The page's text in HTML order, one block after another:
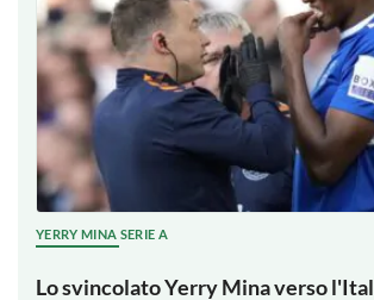
YERRY MINA SERIE A
Lo svincolato Yerry Mina verso